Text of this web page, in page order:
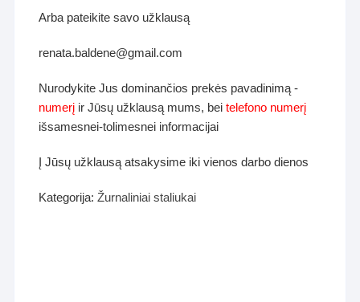
Arba pateikite savo užklausą
renata.baldene@gmail.com
Nurodykite Jus dominančios prekės pavadinimą -
numerį ir Jūsų užklausą mums, beitelefono numerį
išsamesnei-tolimesnei informacijai
Į Jūsų užklausą atsakysime iki vienos darbo dienos
Kategorija:Žurnaliniai staliukai